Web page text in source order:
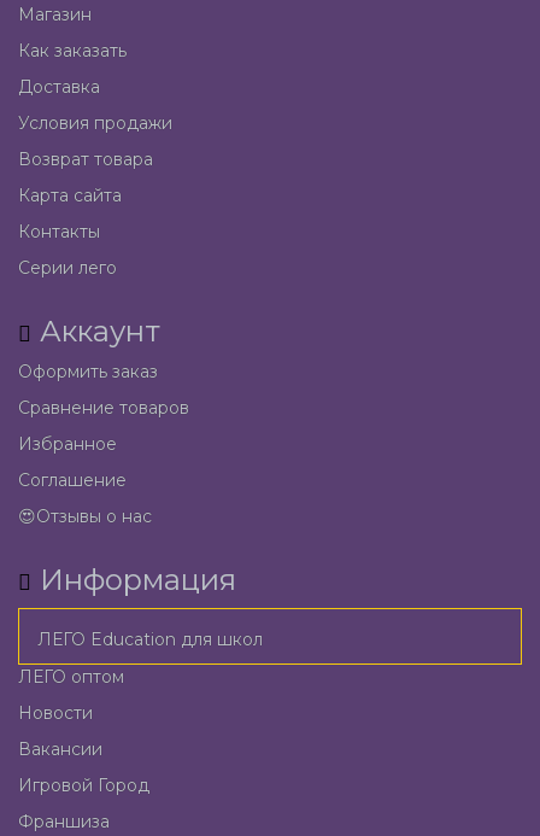
Магазин
Как заказать
Доставка
Условия продажи
Возврат товара
Карта сайта
Контакты
Серии лего
Аккаунт
Оформить заказ
Сравнение товаров
Избранное
Соглашение
😍Отзывы о нас
Информация
ЛЕГО Education для школ
ЛЕГО оптом
Новости
Вакансии
Игровой Город
Франшиза